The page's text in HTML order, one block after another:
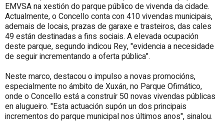
EMVSA na xestión do parque público de vivenda da cidade.
Actualmente, o Concello conta con 410 vivendas municipais,
ademais de locais, prazas de garaxe e trasteiros, das cales
49 están destinadas a fins sociais. A elevada ocupación
deste parque, segundo indicou Rey, "evidencia a necesidade
de seguir incrementando a oferta pública".
Neste marco, destacou o impulso a novas promocións,
especialmente no ámbito de Xuxán, no Parque Ofimático,
onde o Concello está a construír 50 novas vivendas públicas
en alugueiro. "Esta actuación supón un dos principais
incrementos do parque municipal nos últimos anos", sinalou.